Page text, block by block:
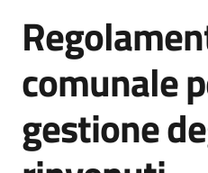
Servizi
Novità
Vivere
Reggio
Emilia
Salta al contenuto
comunale
gestione